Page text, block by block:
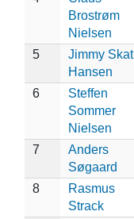
Brostrøm
Nielsen
5
Jimmy Skat
Hansen
6
Steffen
Sommer
Nielsen
7
Anders
Søgaard
8
Rasmus
Strack